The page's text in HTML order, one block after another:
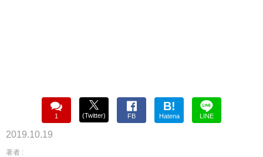
1 (Twitter) FB
B!
Hatena LINE
2019.10.19
著者 :